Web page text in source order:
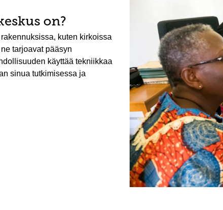
on?
kuten kirkoissa
tarjoavat pääsyn
käyttää tekniikkaa
sinua tutkimisessa ja